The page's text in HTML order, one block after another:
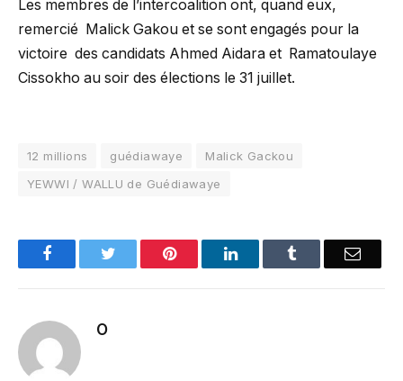
Les membres de l’intercoalition ont, quand eux,
remercié Malick Gakou et se sont engagés pour la
victoire des candidats Ahmed Aidara et Ramatoulaye
Cissokho au soir des élections le 31 juillet.
12 millions guédiawaye
Malick Gackou
YEWWI / WALLU de Guédiawaye
FacebookTwitter Pinterest LinkedInTumblr Email
O